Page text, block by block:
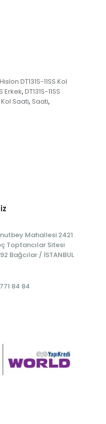
Hislon DT131S-11SS Kol
Erkek, DT131S-11SS
Kol Saati, Saati,
Mahallesi 2421
Toptancılar Sitesi
Bağcılar / İSTANBUL
84 84